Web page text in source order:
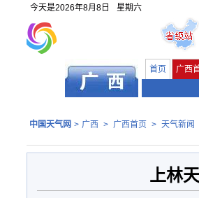
今天是2026年8月8日 星期六
首页 广西
中国天气网 > 广西 > 广西首页 > 天气新闻
上林